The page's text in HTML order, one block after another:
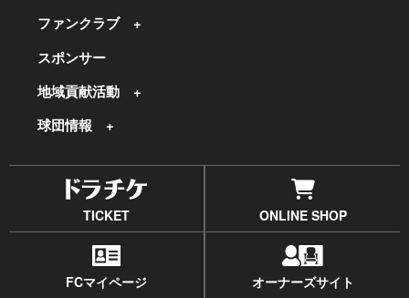
ファンクラブ
スポンサー
地域貢献活動
球団情報
TICKET ONLINE SHOP
FCマイページ オーナーズサイト